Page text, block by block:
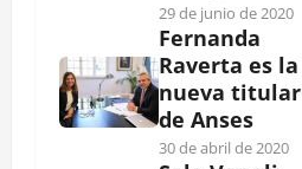
29 de junio de 2020
Fernanda
Raverta es la
nueva titular
de Anses
30 de abril de 2020